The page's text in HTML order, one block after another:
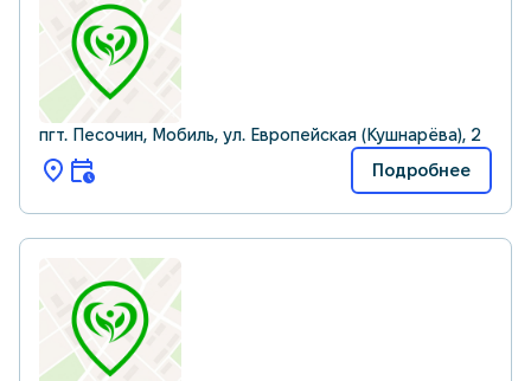
пгт. Песочин, Мобиль, ул. Европейская (Кушнарёва), 2
Подробнее